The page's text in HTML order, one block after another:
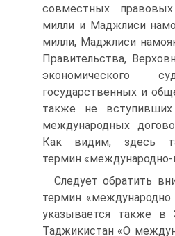
совместных
милли и Маджлиси
милли, Маджлиси
Правительства,
экономического
государственных и
также не
международных
Как видим, здесь
термин «международно-
Следует обратить
термин
указывается также в
Таджикистан «О